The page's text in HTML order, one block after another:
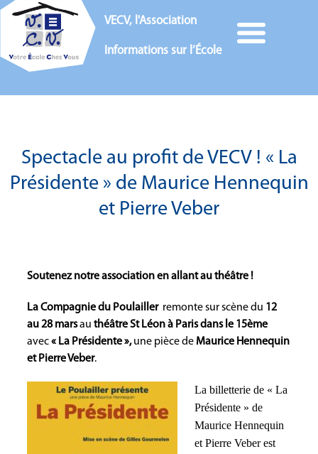
VECV, l'Association
Informations sur l’École
Spectacle au profit de VECV ! « La
Présidente » de Maurice Hennequin
et Pierre Veber
Soutenez notre association en allant au théâtre !
La Compagnie du Poulaillerremonte sur scène du 12
au 28 marsau théâtre St Léon à Paris dans le 15ème
avec« La Présidente »,une pièce de Maurice Hennequin
et Pierre Veber.
La billetterie de « La
Présidente » de
Maurice Hennequin
et Pierre Veber est